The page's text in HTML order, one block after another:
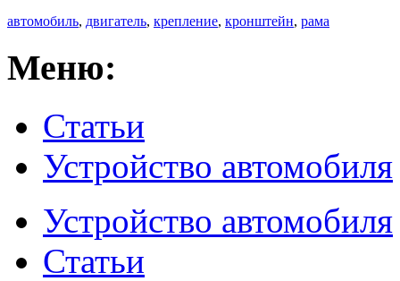
автомобиль, двигатель, крепление, кронштейн, рама
Меню:
Статьи
Устройство автомобиля
Устройство автомобиля
Статьи